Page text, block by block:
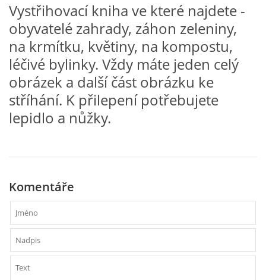
VÝTVARNÉ POMŮCKY
VÝTVARNÉ AKTIVITY - JARO
VÝTVARNÉ AKTIVITY - LÉTO
VÝTVARNÉ AKTIVITY - PODZIM
VÝTVARNÉ AKTIVITY - ZIMA
PÍSNĚ K TÉMATU JARO
Vystřihovací kniha ve které najdete -
obyvatelé zahrady, záhon zeleniny,
na krmítku, květiny, na kompostu,
léčivé bylinky. Vždy máte jeden celý
obrázek a další část obrázku ke
stříhání. K přilepení potřebujete
lepidlo a nůžky.
Komentáře